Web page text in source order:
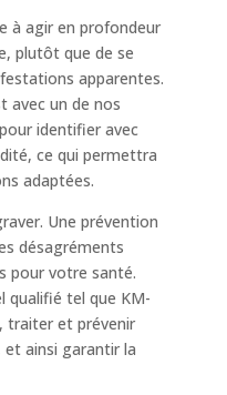
à agir en profondeur
plutôt que de se
apparentes.
avec un de nos
identifier avec
ce qui permettra
adaptées.
Une prévention
désagréments
pour votre santé.
qualifié tel que KM-
traiter et prévenir
et ainsi garantir la